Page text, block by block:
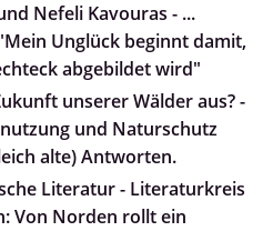
Nefeli Kavouras - ...
Unglück beginnt damit,
abgebildet wird"
unserer Wälder aus? -
und Naturschutz
alte) Antworten.
Literatur - Literaturkreis
Von Norden rollt ein